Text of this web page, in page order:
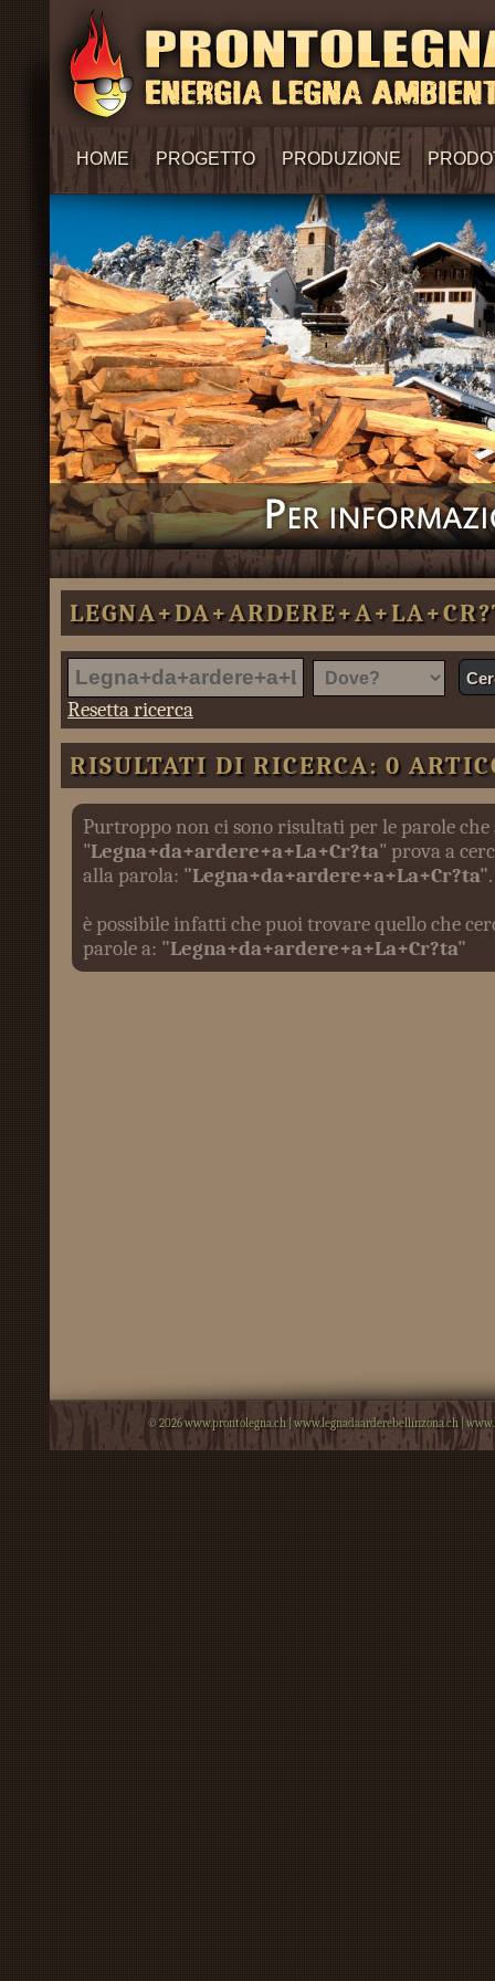
HOME PROGETTO PRODUZIONE
Resetta ricerca
RISULTATI DI RICERCA: 0
Purtroppo non ci sono risultati per le parole che
"Legna+da+ardere+a+La+Cr?ta" prova a
alla parola: "Legna+da+ardere+a+La+Cr?ta".
è possibile infatti che puoi trovare quello che
parole a: "Legna+da+ardere+a+La+Cr?ta"
© 2026www.prontolegna.ch| www.legnadaarderebellinzona.ch|